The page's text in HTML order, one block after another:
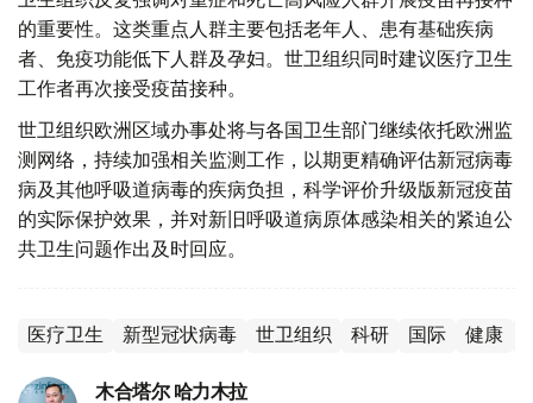
的重要性。这类重点人群主要包括老年人、患有基础疾病
者、免疫功能低下人群及孕妇。世卫组织同时建议医疗卫生
工作者再次接受疫苗接种。
世卫组织欧洲区域办事处将与各国卫生部门继续依托欧洲监
测网络，持续加强相关监测工作，以期更精确评估新冠病毒
病及其他呼吸道病毒的疾病负担，科学评价升级版新冠疫苗
的实际保护效果，并对新旧呼吸道病原体感染相关的紧迫公
共卫生问题作出及时回应。
医疗卫生 新型冠状病毒 世卫组织 科研 国际 健康
木合塔尔 哈力木拉